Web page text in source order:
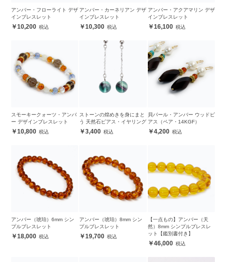
アンバー・フローライト デザ
インブレスレット
10,200
アンバー・カーネリアン デザ
インブレスレット
10,300
アンバー・アクアマリン デザ
インブレスレット
16,100
スモーキークォーツ・アンバ
ー デザインブレスレット
10,800
ストーンの煌めきを身にまと
う 天然石ピアス・イヤリング
3,400
貝パール・アンバー ウッドピ
アス（ペア・14KGF）
4,200
アンバー（琥珀）6mm シン
プルブレスレット
18,000
アンバー（琥珀）8mm シン
プルブレスレット
19,700
【一点もの】アンバー（天
然）8mm シンプルブレスレ
ット【鑑別書付き】
46,000